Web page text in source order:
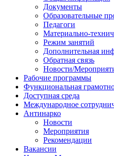
Документы
Образовательные
Педагоги
Материально-
Режим занятий
Дополнительная
Обратная связь
Новости/
Рабочие программы
Функциональная
Доступная среда
Международное
Антинарко
Новости
Мероприятия
Рекомендации
Вакансии